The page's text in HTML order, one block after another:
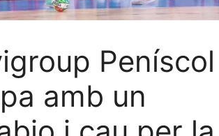
Peníscol
amb un